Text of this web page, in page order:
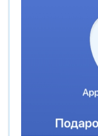
«БАНК
«СОВКОМБАНК»